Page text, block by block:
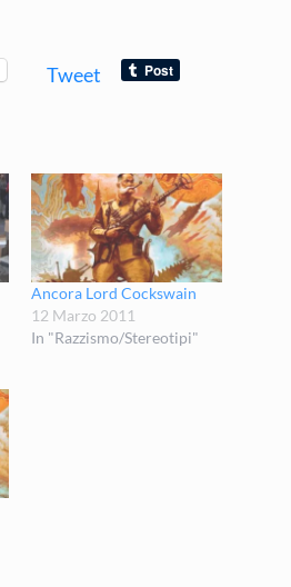
Tweet
Ancora Lord Cockswain
12 Marzo 2011
In "Razzismo/Stereotipi"